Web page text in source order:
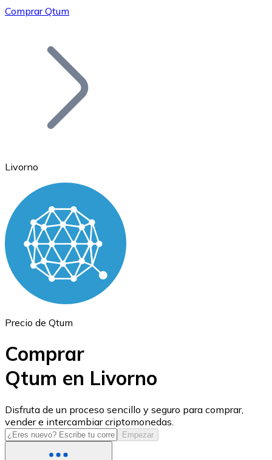
Bitcoin
Ethereum
ETH
USD Coin
USDC
Comprar Qtum
Livorno
Precio de Qtum
Comprar
Qtum en Livorno
Disfruta de un proceso sencillo y seguro para comprar,
vender e intercambiar criptomonedas.
Empezar